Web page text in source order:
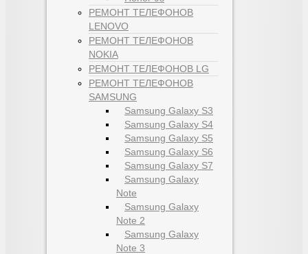
РЕМОНТ ТЕЛЕФОНОВ
LENOVO
РЕМОНТ ТЕЛЕФОНОВ
NOKIA
РЕМОНТ ТЕЛЕФОНОВ LG
РЕМОНТ ТЕЛЕФОНОВ
SAMSUNG
Samsung Galaxy S3
Samsung Galaxy S4
Samsung Galaxy S5
Samsung Galaxy S6
Samsung Galaxy S7
Samsung Galaxy
Note
Samsung Galaxy
Note 2
Samsung Galaxy
Note 3